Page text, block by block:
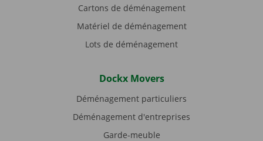
Cartons de déménagement
Matériel de déménagement
Lots de déménagement
Dockx Movers
Déménagement particuliers
Déménagement d'entreprises
Garde-meuble